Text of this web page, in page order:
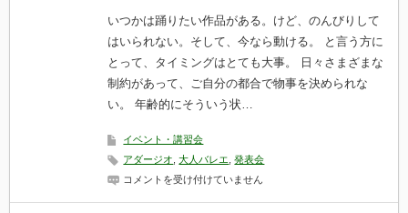
之
哉
斗
先
生
いつかは踊りたい作品がある。けど、のんびりして
はいられない。そして、今なら動ける。 と言う方に
とって、タイミングはとても大事。 日々さまざまな
制約があって、ご自分の都合で物事を決められな
い。 年齢的にそういう状…
イベント・講習会
アダージオ ,大人バレエ ,発表会
【説
会
コメントを受け付けていません